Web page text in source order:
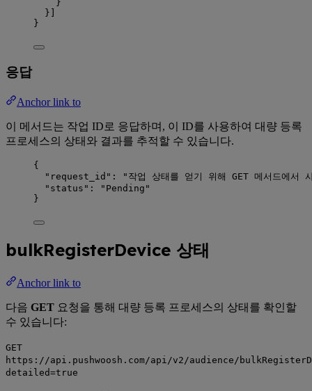
}
}]
}
응답
Anchor link to
이 메서드는 작업 ID로 응답하며, 이 ID를 사용하여 대량 등록
프로세스의 상태와 결과를 추적할 수 있습니다.
{
"request_id" : " 작업 상태를 얻기 위해 GET 메서드에
"status" : " Pending "
}
bulkRegisterDevice 상태
Anchor link to
다음 GET 요청을 통해 대량 등록 프로세스의 상태를 확인할
수 있습니다:
GET
https://api.pushwoosh.com/api/v2/audience/
detailed=true